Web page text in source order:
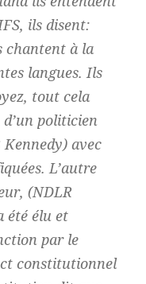
ils disent:
chantent à la
langues. Ils
tout cela
politicien
avec
L’autre
(NDLR
été élu et
par le
constitutionnel